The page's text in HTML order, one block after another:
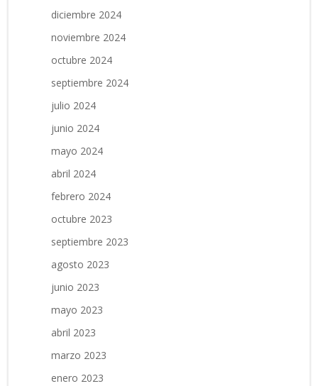
diciembre 2024
noviembre 2024
octubre 2024
septiembre 2024
julio 2024
junio 2024
mayo 2024
abril 2024
febrero 2024
octubre 2023
septiembre 2023
agosto 2023
junio 2023
mayo 2023
abril 2023
marzo 2023
enero 2023